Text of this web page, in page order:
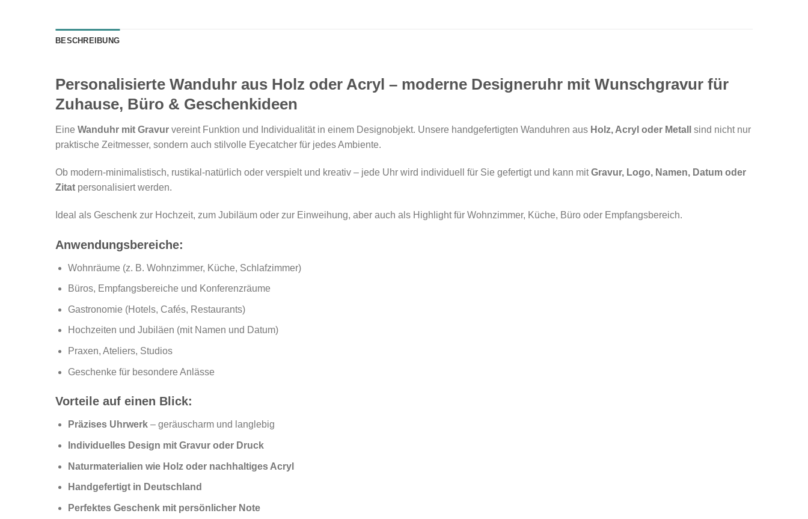
BESCHREIBUNG
Personalisierte Wanduhr aus Holz oder Acryl – moderne Designeruhr mit Wunschgravur für
Zuhause, Büro & Geschenkideen
Eine Wanduhr mit Gravur vereint Funktion und Individualität in einem Designobjekt. Unsere handgefertigten Wanduhren aus Holz, Acryl oder Metall
sind nicht nur
praktische Zeitmesser, sondern auch stilvolle Eyecatcher für jedes Ambiente.
Ob modern-minimalistisch, rustikal-natürlich oder verspielt und kreativ – jede Uhr wird individuell für Sie gefertigt und kann mitGravur, Logo, Namen, Datum oder
Zitat personalisiert werden.
Ideal als Geschenk zur Hochzeit, zum Jubiläum oder zur Einweihung, aber auch als Highlight für Wohnzimmer, Küche, Büro oder Empfangsbereich.
Anwendungsbereiche:
Wohnräume (z. B. Wohnzimmer, Küche, Schlafzimmer)
Büros, Empfangsbereiche und Konferenzräume
Gastronomie (Hotels, Cafés, Restaurants)
Hochzeiten und Jubiläen (mit Namen und Datum)
Praxen, Ateliers, Studios
Geschenke für besondere Anlässe
Vorteile auf einen Blick:
Präzises Uhrwerk– geräuscharm und langlebig
Individuelles Design mit Gravur oder Druck
Naturmaterialien wie Holz oder nachhaltiges Acryl
Handgefertigt in Deutschland
Perfektes Geschenk mit persönlicher Note